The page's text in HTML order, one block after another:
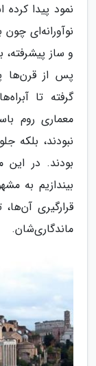
نمود پیدا
نوآورانه‌ای
و ساز پیشرفته،
پس از قرن‌ها
گرفته تا
معماری روم
نبودند، بلکه
بودند. در این
بیندازیم به
قرارگیری
ماندگاری‌شان.